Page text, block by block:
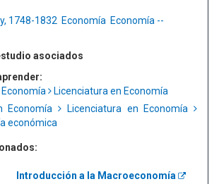
1748-1832 Economía Economía --
asociados
Licenciatura en Economía
Economía
Licenciatura en Economía
económica
Introducción a la Macroeconomía